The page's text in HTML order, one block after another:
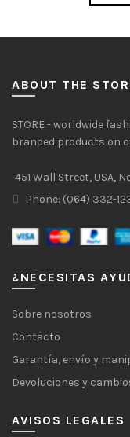
ABOUT THE
STORE - worldwide
branded products on
451 Wall Street, USA,
Phone: (064) 332-
¿NECESITAS
Sobre nosotros
Contacto
Garantía, envío y
Devoluciones y
AVISOS LEGALES